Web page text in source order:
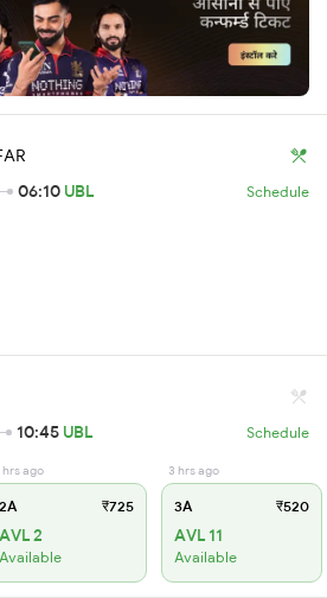
06:10 UBL Schedule
10:45 UBL Schedule
hrs ago
2A ₹725
AVL 2
Available
3 hrs ago
3A ₹520
AVL 11
Available